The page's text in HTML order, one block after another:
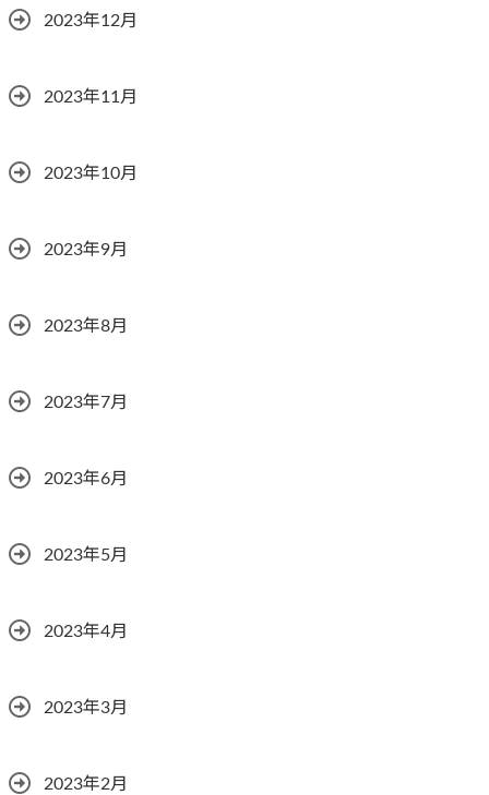
2023年12月
2023年11月
2023年10月
2023年9月
2023年8月
2023年7月
2023年6月
2023年5月
2023年4月
2023年3月
2023年2月